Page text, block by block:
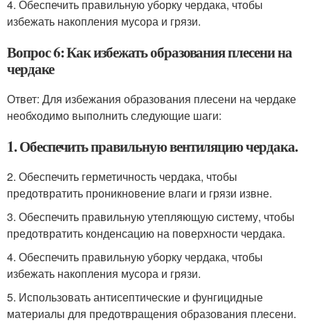
4. Обеспечить правильную уборку чердака, чтобы
избежать накопления мусора и грязи.
Вопрос 6: Как избежать образования плесени на
чердаке
Ответ: Для избежания образования плесени на чердаке
необходимо выполнить следующие шаги:
1. Обеспечить правильную вентиляцию чердака.
2. Обеспечить герметичность чердака, чтобы
предотвратить проникновение влаги и грязи извне.
3. Обеспечить правильную утепляющую систему, чтобы
предотвратить конденсацию на поверхности чердака.
4. Обеспечить правильную уборку чердака, чтобы
избежать накопления мусора и грязи.
5. Использовать антисептические и фунгицидные
материалы для предотвращения образования плесени.